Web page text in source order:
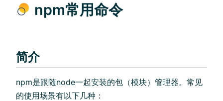
npm常用命令
简介
npm是跟随node一起安装的包（模块）管理器。常见
的使用场景有以下几种：